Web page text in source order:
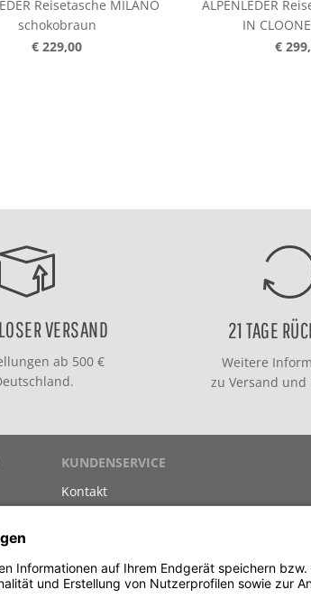
Reisetasche MILANO
schokobraun
€ 229,00
ALPENLEDER
IN
€
VERSAND
ab 500 €
21 TAGE
Weitere
zuVersand und
KUNDENSERVICE
Kontakt
Newsletter
Teilnahmebedingungen Gewinnspiel